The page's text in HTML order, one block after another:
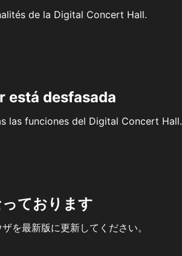
de la Digital Concert Hall.
está desfasada
las funciones del Digital Concert Hall.
ております
を最新版に更新してください。